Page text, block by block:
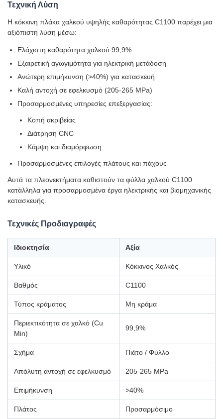
Τεχνική Λύση
Η κόκκινη πλάκα χαλκού υψηλής καθαρότητας C1100 παρέχει μια
αξιόπιστη λύση μέσω:
Ελάχιστη καθαρότητα χαλκού 99,9%.
Εξαιρετική αγωγιμότητα για ηλεκτρική μετάδοση
Ανώτερη επιμήκυνση (>40%) για κατασκευή
Καλή αντοχή σε εφελκυσμό (205-265 MPa)
Προσαρμοσμένες υπηρεσίες επεξεργασίας:
Κοπή ακριβείας
Διάτρηση CNC
Κάμψη και διαμόρφωση
Προσαρμοσμένες επιλογές πλάτους και πάχους
Αυτά τα πλεονεκτήματα καθιστούν τα φύλλα χαλκού C1100
κατάλληλα για προσαρμοσμένα έργα ηλεκτρικής και βιομηχανικής
κατασκευής.
Τεχνικές Προδιαγραφές
Ιδιοκτησία Αξία
Υλικό Κόκκινος Χαλκός
Βαθμός C1100
Τύπος κράματος Μη κράμα
Περιεκτικότητα σε χαλκό (Cu
Min)
99,9%
Σχήμα Πιάτο / Φύλλο
Απόλυτη αντοχή σε εφελκυσμό 205-265 MPa
Επιμήκυνση >40%
Πλάτος Προσαρμόσιμο